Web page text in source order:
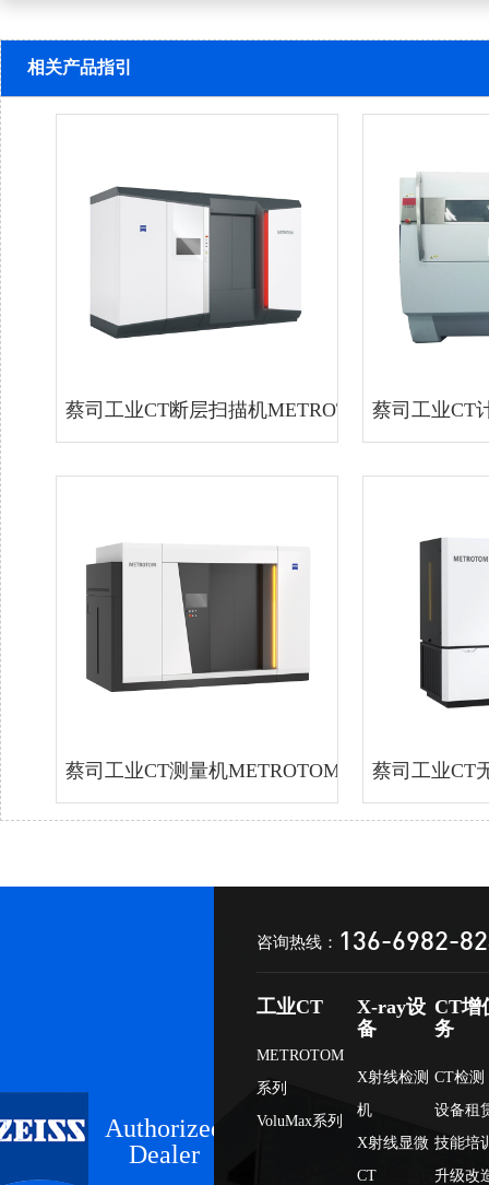
相关产品指引
蔡司工业CT断层扫描机METROTOM-800蔡司工业CT
蔡司工业CT测量机METROTOM800 225kV HR
蔡司工业CT
Authorized
Dealer
咨询热线： 136-6982-
工业CT
METROTOM
系列
VoluMax系列
X-ray设
备
X射线检测
机
X射线显微
CT
CT增
务
CT检测
设备租
技能培
升级改